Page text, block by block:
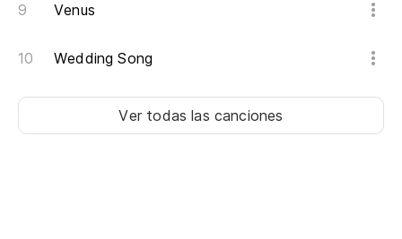
Venus
Wedding Song
Ver todas las canciones